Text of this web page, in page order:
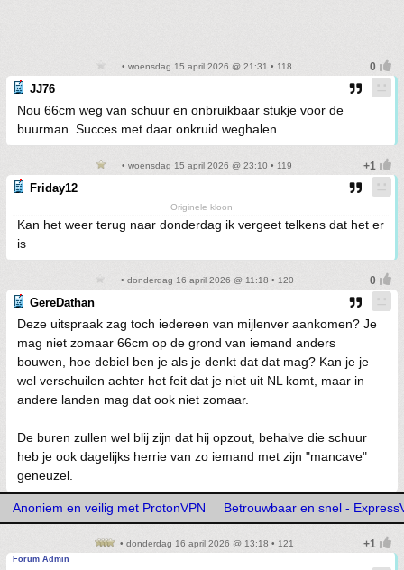
• woensdag 15 april 2026 @ 21:31 • 118
JJ76
Nou 66cm weg van schuur en onbruikbaar stukje voor de
buurman. Succes met daar onkruid weghalen.
• woensdag 15 april 2026 @ 23:10 • 119
Friday12
Originele kloon
Kan het weer terug naar donderdag ik vergeet telkens dat het er
is
• donderdag 16 april 2026 @ 11:18 • 120
GereDathan
Deze uitspraak zag toch iedereen van mijlenver aankomen? Je
mag niet zomaar 66cm op de grond van iemand anders
bouwen, hoe debiel ben je als je denkt dat dat mag? Kan je je
wel verschuilen achter het feit dat je niet uit NL komt, maar in
andere landen mag dat ook niet zomaar.
De buren zullen wel blij zijn dat hij opzout, behalve die schuur
heb je ook dagelijks herrie van zo iemand met zijn "mancave"
geneuzel.
Anoniem en veilig met ProtonVPN Betrouwbaar en snel -
• donderdag 16 april 2026 @ 13:18 • 121
Forum Admin